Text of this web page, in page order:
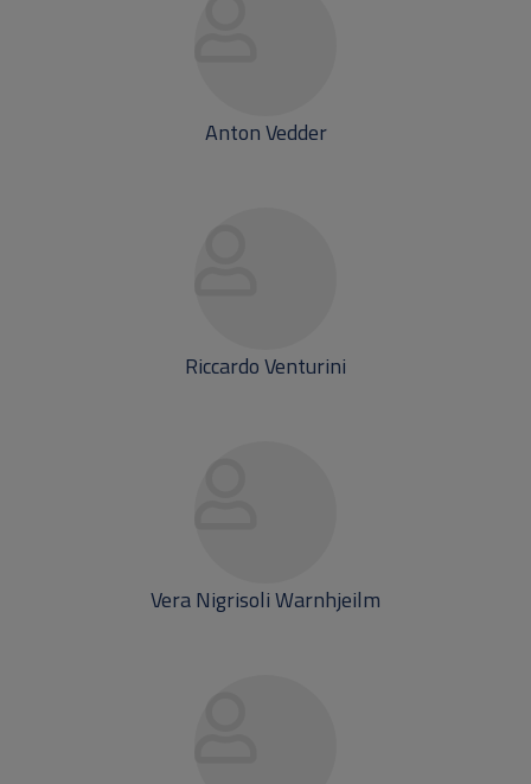
Anton Vedder
Riccardo Venturini
Vera Nigrisoli Warnhjeilm